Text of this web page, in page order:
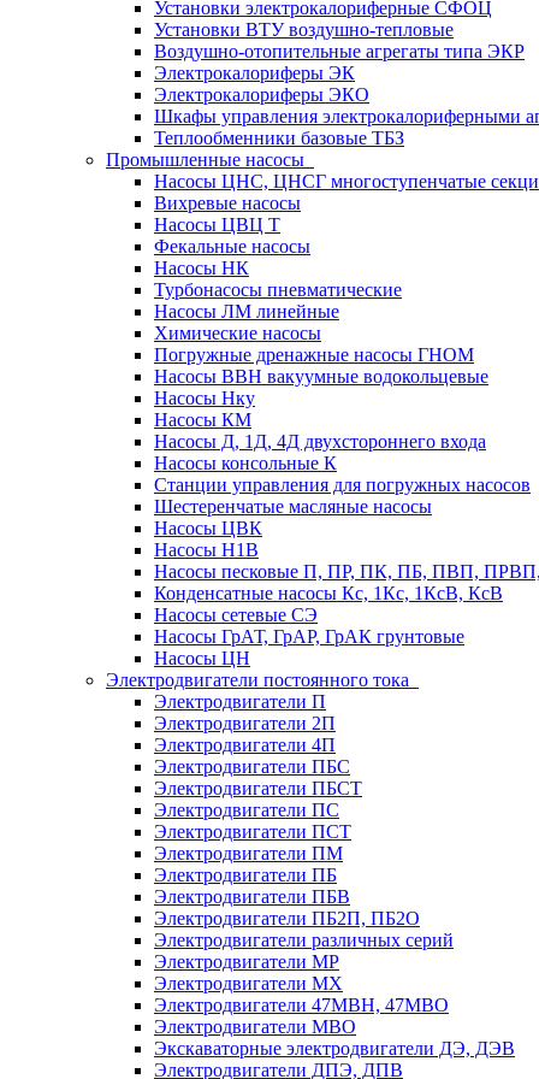
Установки электрокалориферные СФОЦ
Установки ВТУ воздушно-тепловые
Воздушно-отопительные агрегаты типа ЭКР
Электрокалориферы ЭК
Электрокалориферы ЭКО
Шкафы управления электрокалориферными
Теплообменники базовые ТБЗ
Промышленные насосы
Насосы ЦНС, ЦНСГ многоступенчатые
Вихревые насосы
Насосы ЦВЦ Т
Фекальные насосы
Насосы НК
Турбонасосы пневматические
Насосы ЛМ линейные
Химические насосы
Погружные дренажные насосы ГНОМ
Насосы ВВН вакуумные водокольцевые
Насосы Нку
Насосы КМ
Насосы Д, 1Д, 4Д двухстороннего входа
Насосы консольные К
Станции управления для погружных насосов
Шестеренчатые масляные насосы
Насосы ЦВК
Насосы Н1В
Насосы песковые П, ПР, ПК, ПБ, ПВП,
Конденсатные насосы Кс, 1Кс, 1КсВ, КсВ
Насосы сетевые СЭ
Насосы ГрАТ, ГрАР, ГрАК грунтовые
Насосы ЦН
Электродвигатели постоянного тока
Электродвигатели П
Электродвигатели 2П
Электродвигатели 4П
Электродвигатели ПБС
Электродвигатели ПБСТ
Электродвигатели ПС
Электродвигатели ПСТ
Электродвигатели ПМ
Электродвигатели ПБ
Электродвигатели ПБВ
Электродвигатели ПБ2П, ПБ2О
Электродвигатели различных серий
Электродвигатели МР
Электродвигатели MX
Электродвигатели 47MBH, 47МВО
Электродвигатели MBO
Экскаваторные электродвигатели ДЭ, ДЭВ
Электродвигатели ДПЭ, ДПВ